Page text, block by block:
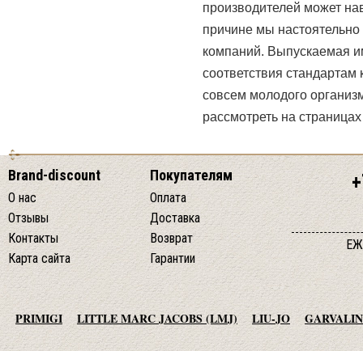
производителей может
причине мы
компаний. Выпускаемая
соответствия
совсем молодого
рассмотреть на
Brand-discount
О нас
Отзывы
Контакты
Карта сайта
Покупателям
Оплата
Доставка
Возврат
Гарантии
PRIMIGI LITTLE MARC JACOBS (LMJ) LIU-JO GARVALIN